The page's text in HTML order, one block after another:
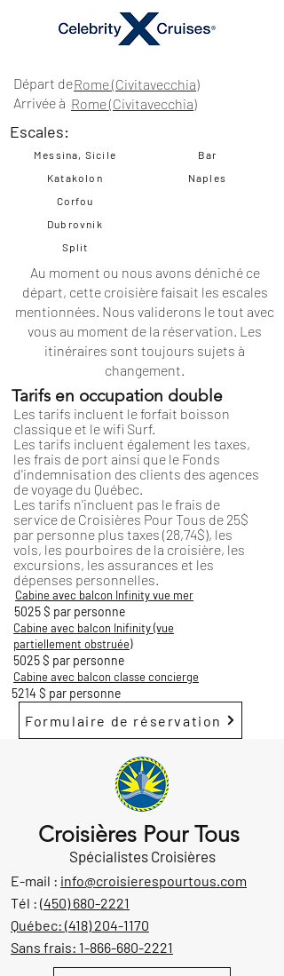
Départ de
Arrivée à
Rome (Civitavecchia)
Rome (Civitavecchia)
Escales:
Messina, Sicile
Bar
Katakolon
Naples
Corfou
Dubrovnik
Split
Au moment ou nous avons déniché ce
départ, cette croisière faisait les escales
mentionnées. Nous validerons le tout avec
vous au moment de la réservation. Les
itinéraires sont toujours sujets à
changement.
Tarifs en occupation double
Les tarifs incluent le forfait boisson
classique et le wifi Surf.
Les tarifs incluent également les taxes,
les frais de port ainsi que le Fonds
d'indemnisation des clients des agences
de voyage du Québec.
Les tarifs n'incluent pas le frais de
service de Croisières Pour Tous de 25$
par personne plus taxes (28,74$), les
vols, les pourboires de la croisière, les
excursions, les assurances et les
dépenses personnelles.
Cabine avec balcon Infinity vue mer
5025 $ par personne
Cabine avec balcon Inifinity (vue
partiellement obstruée)
5025 $ par personne
Cabine avec balcon classe concierge
5214 $ par personne
Formulaire de réservation
Croisières Pour Tous
Spécialistes Croisières
E-mail : info@croisierespourtous.com
Tél : (450) 680-2221
Québec: (418) 204-1170
Sans frais: 1-866-680-2221